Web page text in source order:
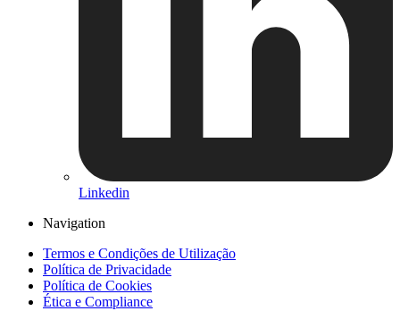
Linkedin
Navigation
Termos e Condições de Utilização
Política de Privacidade
Política de Cookies
Ética e Compliance